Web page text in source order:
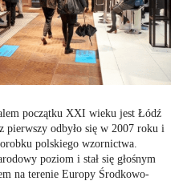
początku XXI wieku jest Łódź
pierwszy odbyło się w 2007 roku i
polskiego wzornictwa.
poziom i stał się głośnym
na terenie Europy Środkowo-